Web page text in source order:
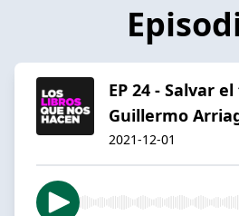
EP 24 - Salvar
Guillermo
2021-12-01